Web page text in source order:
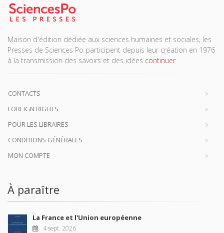
Maison d'édition dédiée aux sciences humaines et sociales, les
Presses de Sciences Po participent depuis leur création en 1976
à la transmission des savoirs et des idées continuer
CONTACTS
FOREIGN RIGHTS
POUR LES LIBRAIRES
CONDITIONS GÉNÉRALES
MON COMPTE
À paraître
La France et l'Union européenne
4 sept. 2026